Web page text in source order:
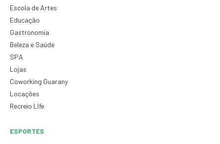
Escola de Artes
Educação
Gastronomia
Beleza e Saúde
SPA
Lojas
Coworking Guarany
Locações
Recreio LIfe
ESPORTES